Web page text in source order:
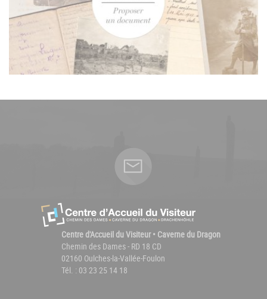
Centre d'Accueil du Visiteur • Caverne du Dragon
Chemin des Dames - RD 18 CD
02160 Oulches-la-Vallée-Foulon
Tél. : 03 23 25 14 18